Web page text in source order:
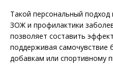
Такой персональный
ЗОЖ и профилактики
позволяет составить
поддерживая самочувствие
добавкам или спортивному